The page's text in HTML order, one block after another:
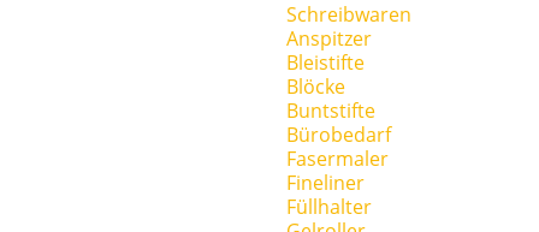
Schreibwaren
Anspitzer
Bleistifte
Blöcke
Buntstifte
Bürobedarf
Fasermaler
Fineliner
Füllhalter